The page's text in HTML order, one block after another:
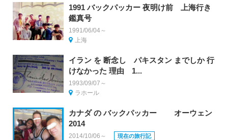
1991 バックパッカー 夜明け前 上海行き
鑑真号
1991/06/04～
上海
イラン を 断念し パキスタン までしか 行
けなかった 理由 1...
1993/09/07～
ラホール
カナダ の バックパッカー オーウェン
2014
2014/10/06～ 現在の旅行記